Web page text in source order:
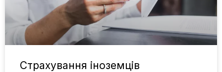
Страхування іноземців